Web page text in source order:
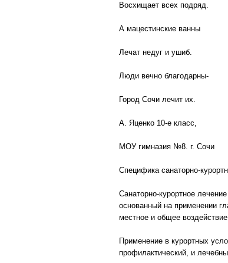
Восхищает всех подряд.
А мацестинские ванны
Лечат недуг и ушиб.
Люди вечно благодарны-
Город Сочи лечит их.
А. Яценко 10-е класс,
МОУ гимназия №8. г. Сочи
Специфика санаторно-
Санаторно-курортное
основанный на применении
местное и общее
Применение в курортных
профилактический, и